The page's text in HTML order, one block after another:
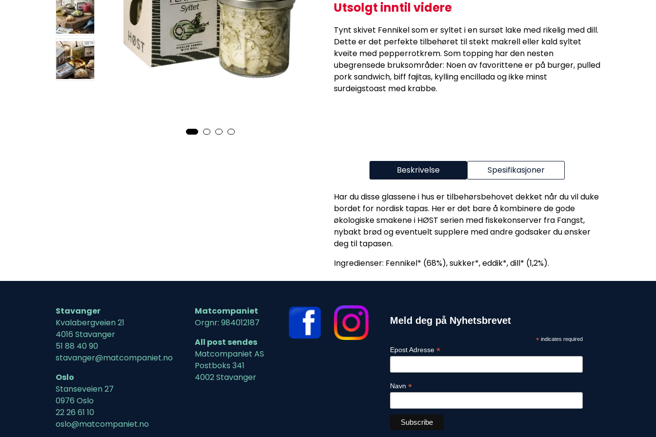
Utsolgt inntil videre
Tynt skivet Fennikel som er syltet i en sursøt lake med rikelig med dill.
Dette er det perfekte tilbehøret til stekt makrell eller kald syltet
kveite med pepperrotkrem. Som topping har den nesten
ubegrensede bruksområder: Noen av favorittene er på burger, pulled
pork sandwich, biff fajitas, kylling encillada og ikke minst
surdeigstoast med krabbe.
Beskrivelse Spesifikasjoner
Har du disse glassene i hus er tilbehørsbehovet dekket når du vil duke
bordet for nordisk tapas. Her er det bare å kombinere de gode
økologiske smakene i HØST serien med fiskekonserver fra Fangst,
nybakt brød og eventuelt supplere med andre godsaker du ønsker
deg til tapasen.
Ingredienser: Fennikel* (68%), sukker*, eddik*, dill* (1,2%).
Stavanger
Kvalabergveien 21
4016 Stavanger
51 88 40 90
stavanger@matcompaniet.no
Oslo
Stanseveien 27
0976 Oslo
22 26 61 10
oslo@matcompaniet.no
Matcompaniet
Orgnr: 984012187
All post sendes
Matcompaniet AS
Postboks 341
4002 Stavanger
Meld deg på Nyhetsbrevet
*indicates required
Epost Adresse *
Navn *